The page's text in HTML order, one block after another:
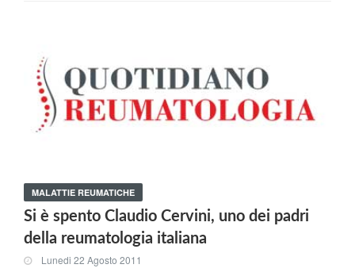
MALATTIE REUMATICHE
Si è spento Claudio Cervini, uno dei padri
della reumatologia italiana
Lunedi 22 Agosto 2011